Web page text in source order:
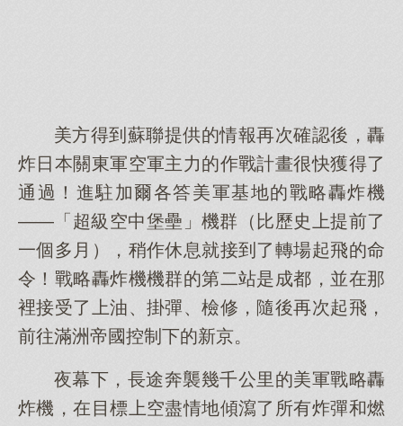
美方得到蘇聯提供的情報再次確認後，轟
炸日本關東軍空軍主力的作戰計畫很快獲得了
通過！進駐加爾各答美軍基地的戰略轟炸機
——「超級空中堡壘」機群（比歷史上提前了
一個多月），稍作休息就接到了轉場起飛的命
令！戰略轟炸機機群的第二站是成都，並在那
裡接受了上油、掛彈、檢修，隨後再次起飛，
前往滿洲帝國控制下的新京。
夜幕下，長途奔襲幾千公里的美軍戰略轟
炸機，在目標上空盡情地傾瀉了所有炸彈和燃